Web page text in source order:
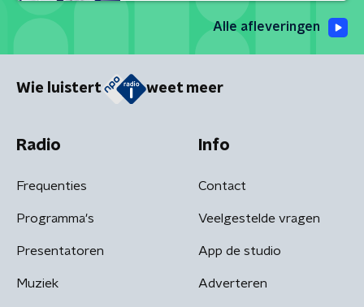
Alle afleveringen
Wie luistert weet meer
Radio
Frequenties
Programma's
Presentatoren
Muziek
Info
Contact
Veelgestelde vragen
App de studio
Adverteren